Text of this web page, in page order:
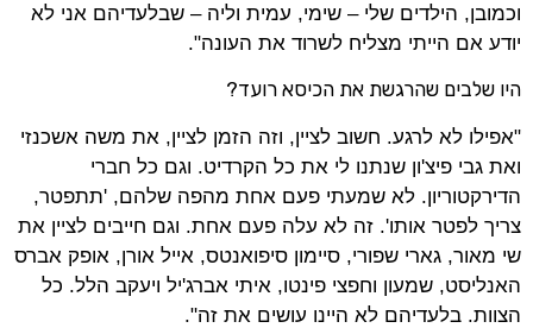
וכמובן, הילדים שלי – שימי, עמית וליה – שבלעדיהם אני לא
יודע אם הייתי מצליח לשרוד את העונה".
היו שלבים שהרגשת את הכיסא רועד?
"אפילו לא לרגע. חשוב לציין, וזה הזמן לציין, את משה אשכנזי
ואת גבי פיצ'ון שנתנו לי את כל הקרדיט. וגם כל חברי
הדירקטוריון. לא שמעתי פעם אחת מהפה שלהם, 'תתפטר,
צריך לפטר אותו'. זה לא עלה פעם אחת. וגם חייבים לציין את
שי מאור, גארי שפורי, סיימון סיפואנטס, אייל אורן, אופק אברס
האנליסט, שמעון וחפצי פינטו, איתי אברג'יל ויעקב הלל. כל
הצוות. בלעדיהם לא היינו עושים את זה".